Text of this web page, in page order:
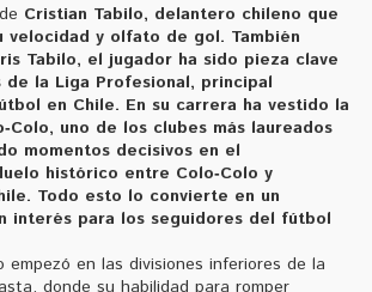
Cristian Tabilo, delantero chileno que
velocidad y olfato de gol. También
Tabilo, el jugador ha sido pieza clave
de la Liga Profesional, principal
en Chile. En su carrera ha vestido la
, uno de los clubes más laureados
momentos decisivos en el
histórico entre Colo‑Colo y
. Todo esto lo convierte en un
interés para los seguidores del fútbol
empezó en las divisiones inferiores de la
donde su habilidad para romper